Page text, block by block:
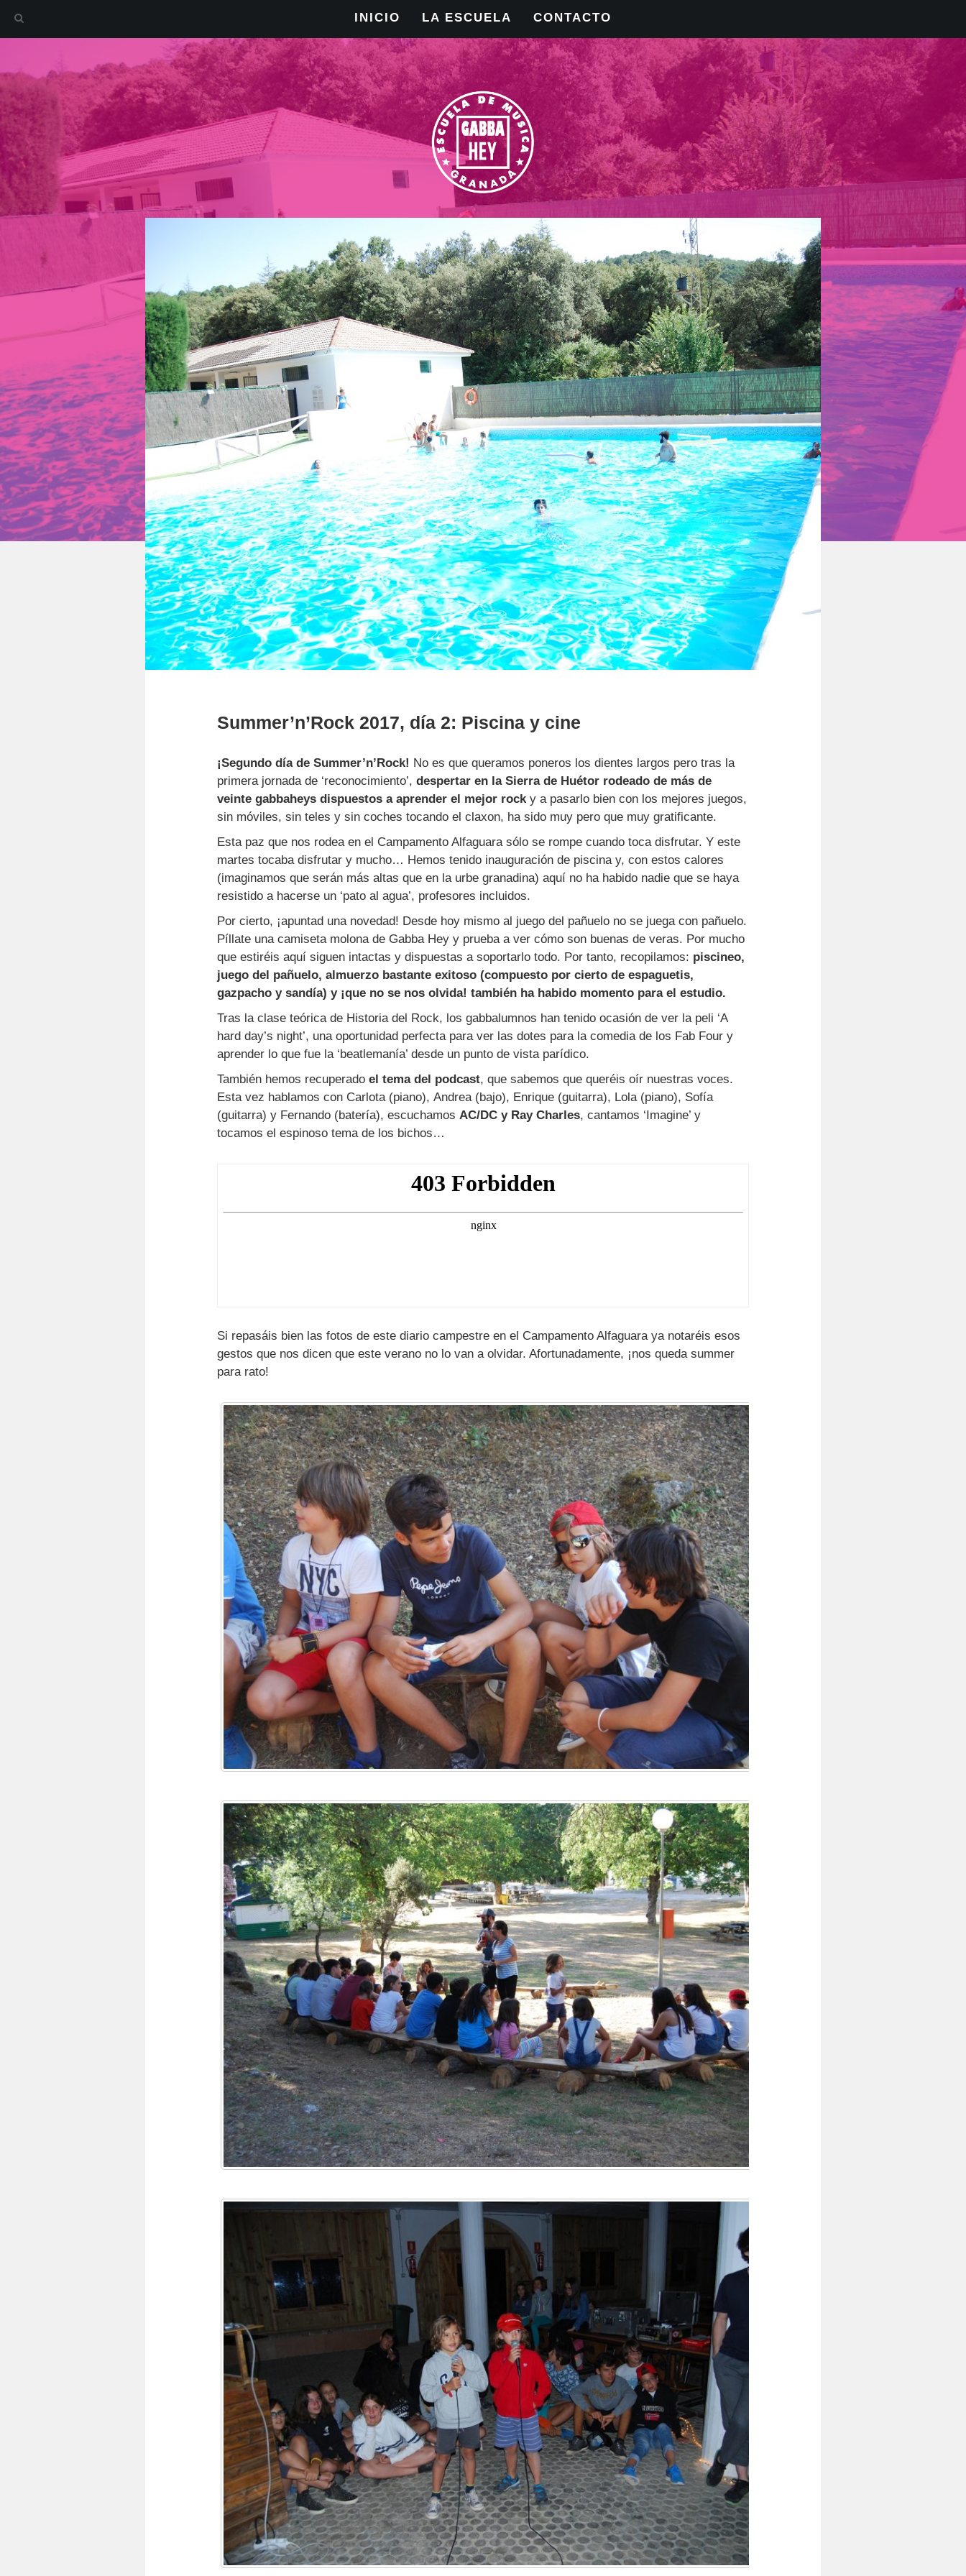
INICIO LA ESCUELA CONTACTO
Summer’n’Rock 2017, día 2: Piscina y cine
¡Segundo día de Summer’n’Rock! No es que queramos poneros los dientes largos pero tras la
primera jornada de ‘reconocimiento’, despertar en la Sierra de Huétor rodeado de más de
veinte gabbaheys dispuestos a aprender el mejor rocky a pasarlo bien con los mejores juegos,
sin móviles, sin teles y sin coches tocando el claxon, ha sido muy pero que muy gratificante.
Esta paz que nos rodea en el Campamento Alfaguara sólo se rompe cuando toca disfrutar. Y este
martes tocaba disfrutar y mucho… Hemos tenido inauguración de piscina y, con estos calores
(imaginamos que serán más altas que en la urbe granadina) aquí no ha habido nadie que se haya
resistido a hacerse un ‘pato al agua’, profesores incluidos.
Por cierto, ¡apuntad una novedad! Desde hoy mismo al juego del pañuelo no se juega con pañuelo.
Píllate una camiseta molona de Gabba Hey y prueba a ver cómo son buenas de veras. Por mucho
que estiréis aquí siguen intactas y dispuestas a soportarlo todo. Por tanto, recopilamos: piscineo,
juego del pañuelo, almuerzo bastante exitoso (compuesto por cierto de espaguetis,
gazpacho y sandía) y ¡que no se nos olvida! también ha habido momento para el estudio.
Tras la clase teórica de Historia del Rock, los gabbalumnos han tenido ocasión de ver la peli ‘A
hard day’s night’, una oportunidad perfecta para ver las dotes para la comedia de los Fab Four y
aprender lo que fue la ‘beatlemanía’ desde un punto de vista parídico.
También hemos recuperado el tema del podcast, que sabemos que queréis oír nuestras voces.
Esta vez hablamos con Carlota (piano), Andrea (bajo), Enrique (guitarra), Lola (piano), Sofía
(guitarra) y Fernando (batería), escuchamos AC/DC y Ray Charles, cantamos ‘Imagine’ y
tocamos el espinoso tema de los bichos…
Si repasáis bien las fotos de este diario campestre en el Campamento Alfaguara ya notaréis esos
gestos que nos dicen que este verano no lo van a olvidar. Afortunadamente, ¡nos queda summer
para rato!